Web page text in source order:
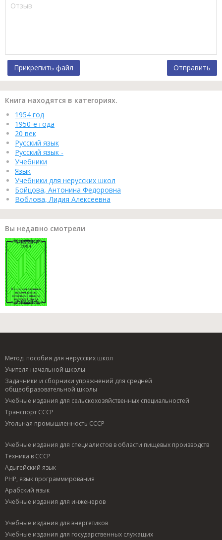
Прикрепить файл Отправить
Книга находятся в категориях.
1954 год
1950-е года
20 век
Русский язык
Русский язык -
Учебники
Язык
Учебники для нерусских школ
Бойцова, Антонина Федоровна
Воблова, Лидия Алексеевна
Вы недавно смотрели
Метод. пособия для нерусских школ
Учителя начальной школы
Задачники и сборники упражнений для средней
общеобразовательной школы
Учебные издания для сельскохозяйственных специальностей
Транспорт СССР
Угольная промышленность СССР
Учебные издания для специалистов в области пищевых производств
Техника в СССР
Адыгейский язык
PHP, язык программирования
Арабский язык
Учебные издания для инженеров
Учебные издания для энергетиков
Учебные издания для государственных служащих